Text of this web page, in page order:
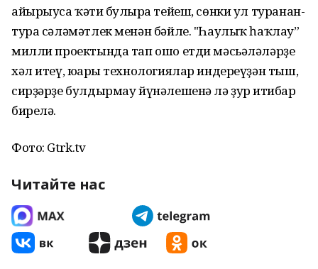
айырыуса ҡәтғи булырға тейеш, сөнки ул туранан-
тура сәләмәтлек менән бәйле. "Һаулыҡ һаҡлау”
милли проектында тап ошо етди мәсьәләләрҙе
хәл итеү, юғары технологиялар индереүҙән тыш,
сирҙәрҙе булдырмау йүнәлешенә лә ҙур иғтибар
бирелә.
Фото: Gtrk.tv
Читайте нас